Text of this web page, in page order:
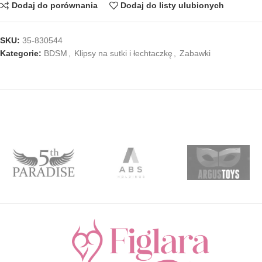
Dodaj do porównania Dodaj do listy ulubionych
SKU: 35-830544
Kategorie: BDSM Klipsy na sutki i łechtaczkę Zabawki